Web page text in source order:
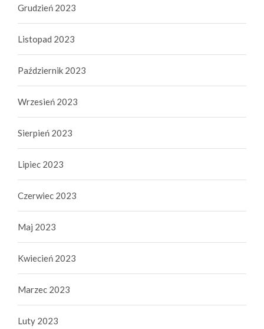
Grudzień 2023
Listopad 2023
Październik 2023
Wrzesień 2023
Sierpień 2023
Lipiec 2023
Czerwiec 2023
Maj 2023
Kwiecień 2023
Marzec 2023
Luty 2023